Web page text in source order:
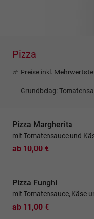
Pizza
Preise inkl.
Grundbelag:
Pizza Margherita
mit Tomatensauce und
ab 10,00 €
Pizza Funghi
mit Tomatensauce, Käse
ab 11,00 €